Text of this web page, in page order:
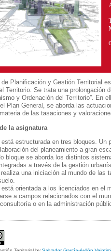
de Planificación y Gestión Territorial
Territorio. Se trata una
y Ordenación del Territorio”. En
Plan General, se aborda las
de las tasaciones y
la asignatura
está estructurada en tres bloques.
del planeamiento a gran
bloque se aborda los distintos
a través de la gestión
una iniciación al mundo de las
está orientada a los licenciados en el
a campos relacionados con el
o en la administración